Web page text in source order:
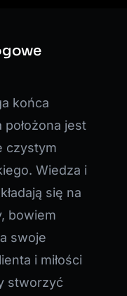
końca
położona jest
czystym
Wiedza i
się na
bowiem
swoje
i miłości
stworzyć